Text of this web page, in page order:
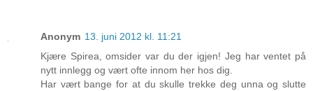
Anonym 13. juni 2012 kl. 11:21
Kjære Spirea, omsider var du der igjen! Jeg har ventet på
nytt innlegg og vært ofte innom her hos dig.
Har vært bange for at du skulle trekke deg unna og slutte